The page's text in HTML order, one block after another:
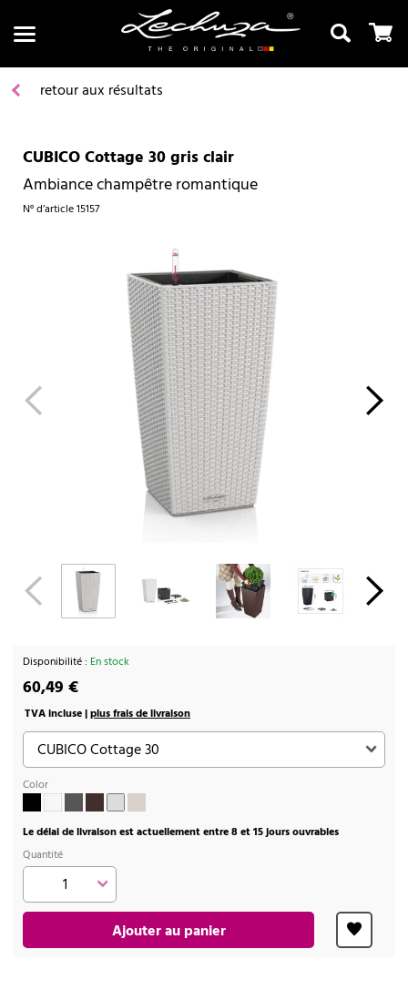
Recherche
retour aux résultats
CUBICO Cottage 30 gris clair
Ambiance champêtre romantique
N° d’article15157
Disponibilité : En stock
60,49 €
TVA incluse |plus frais de livraison
Color
Le délai de livraison est actuellement entre 8 et 15 jours ouvrables
Quantité
Ajouter au panier